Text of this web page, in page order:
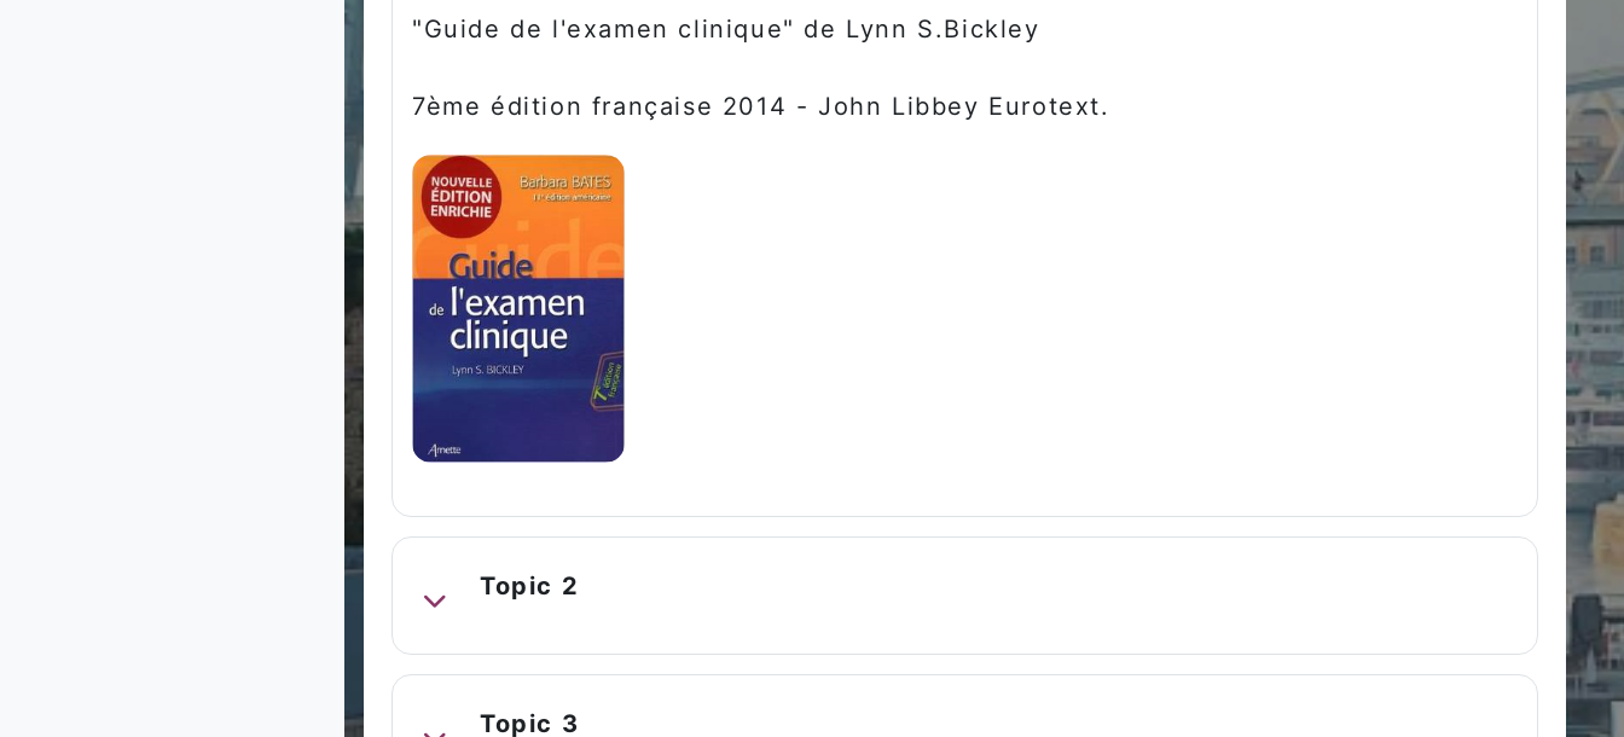
"Guide de l'examen clinique" de Lynn S.Bickley
7ème édition française 2014 - John Libbey Eurotext.
Replier
Topic 2
Topic 3